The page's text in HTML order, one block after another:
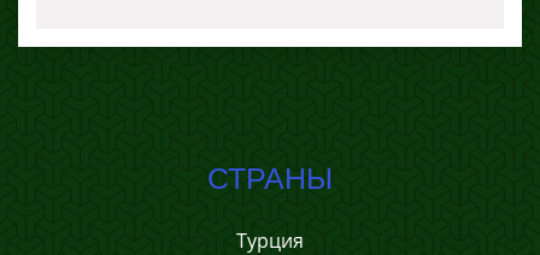
СТРАНЫ
Турция